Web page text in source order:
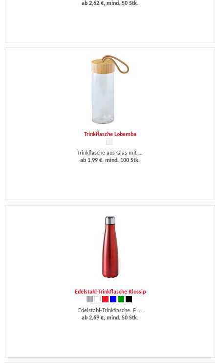
ab 2,62 €, mind. 50 Stk.
Trinkflasche Lobamba
Trinkflasche aus Glas mit ...
ab 1,99 €, mind. 100 Stk.
Edelstahl-Trinkflasche Klossip
Edelstahl-Trinkflasche. F ...
ab 2,69 €, mind. 50 Stk.